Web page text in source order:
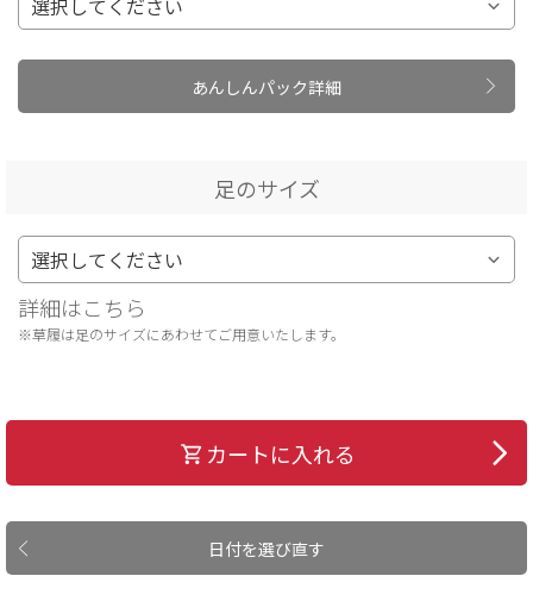
あんしんパック詳細
足のサイズ
詳細はこちら
※草履は足のサイズにあわせてご用意いたします。
日付を選び直す
カートに入れる